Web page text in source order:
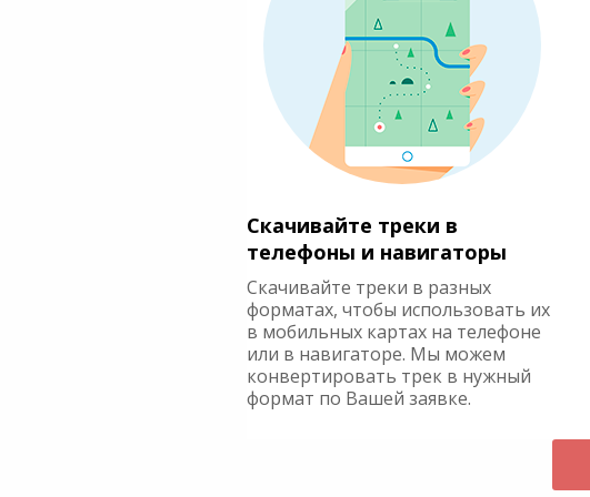
Скачивайте треки в
телефоны и навигаторы
Скачивайте треки в разных
форматах, чтобы использовать их
в мобильных картах на телефоне
или в навигаторе. Мы можем
конвертировать трек в нужный
формат по Вашей заявке.